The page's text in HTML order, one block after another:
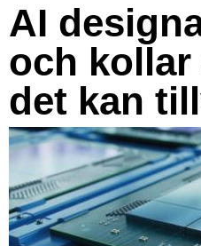
AI
och kollar
det kan